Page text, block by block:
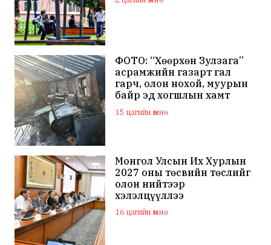
ФОТО: “Хөөрхөн Зулзага”
асрамжийн газарт гал
гарч, олон нохой, муурын
байр эд хогшлын хамт
шатжээ
15 цагийн өмнө
Монгол Улсын Их Хурлын
2027 оны төсвийн төслийг
олон нийтээр
хэлэлцүүллээ
16 цагийн өмнө